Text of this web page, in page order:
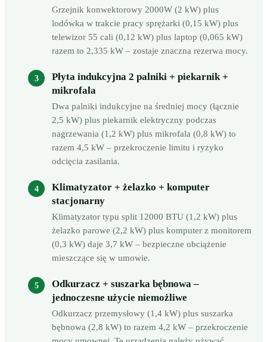
Grzejnik konwektorowy 2000W (2 kW) plus
lodówka w trakcie pracy sprężarki (0,15 kW) plus
telewizor 55 cali (0,12 kW) plus laptop (0,065 kW)
razem to 2,335 kW – zostaje znaczna rezerwa mocy.
Płyta indukcyjna 2 palniki + piekarnik +
mikrofala
Dwa palniki indukcyjne na średniej mocy (łącznie
2,5 kW) plus piekarnik elektryczny podczas
nagrzewania (1,2 kW) plus mikrofala (0,8 kW) to
razem 4,5 kW – przekroczenie limitu i ryzyko
odcięcia zasilania.
Klimatyzator + żelazko + komputer
stacjonarny
Klimatyzator typu split 12000 BTU (1,2 kW) plus
żelazko parowe (2,2 kW) plus komputer z monitorem
(0,3 kW) daje 3,7 kW – bezpieczne obciążenie
mieszczące się w umowie.
Odkurzacz + suszarka bębnowa –
jednoczesne użycie niemożliwe
Odkurzacz przemysłowy (1,4 kW) plus suszarka
bębnowa (2,8 kW) to razem 4,2 kW – przekroczenie